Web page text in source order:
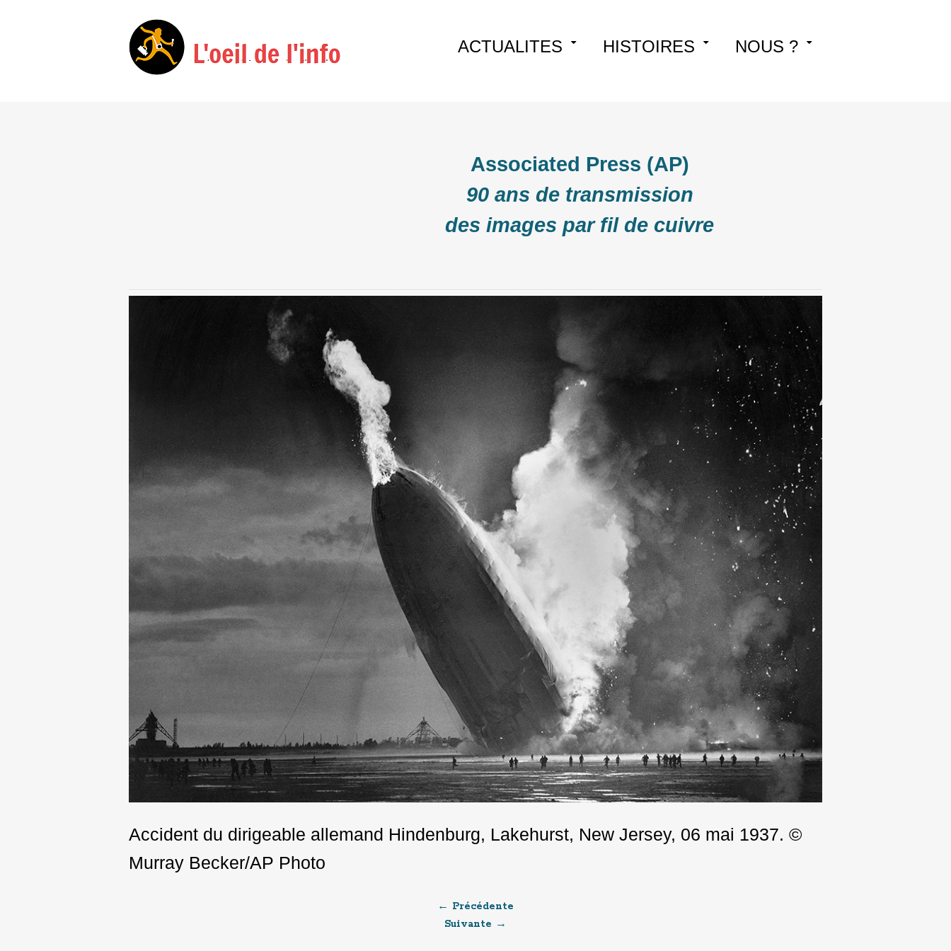
Skip
ACTUALITES HISTOIRES NOUS ?
Associated Press (AP)
90 ans de transmission
des images par fil de cuivre
Accident du dirigeable allemand Hindenburg, Lakehurst, New Jersey, 06 mai 1937. ©
Murray Becker/AP Photo
← Précédente
Suivante →